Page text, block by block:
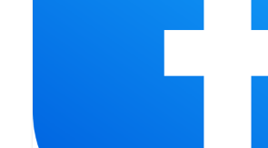
Nasza parafia z lotu ptaka